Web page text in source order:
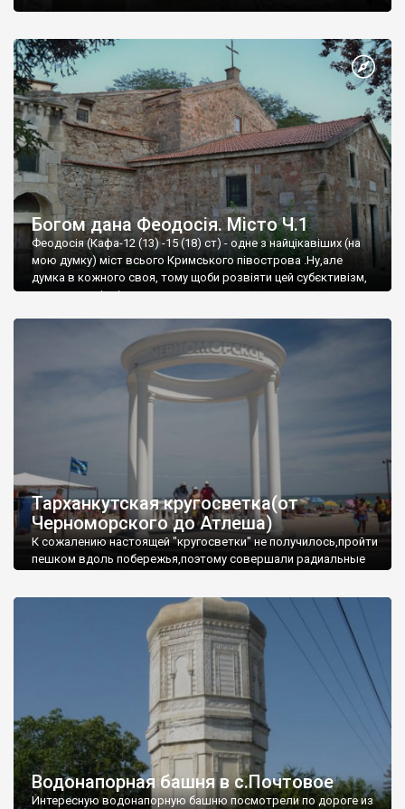
Богом дана Феодосія. Місто Ч.1
Феодосія (Кафа-12 (13) -15 (18) ст) - одне з найцікавіших (на
мою думку) міст всього Кримського півострова .Ну,але
думка в кожного своя, тому щоби розвіяти цей субєктивізм,
запрошую відвідати це
Тарханкутская кругосветка(от
Черноморского до Атлеша)
К сожалению настоящей "кругосветки" не получилось,пройти
пешком вдоль побережья,поэтому совершали радиальные
Водонапорная башня в с.Почтовое
Интересную водонапорную башню посмотрели по дороге из